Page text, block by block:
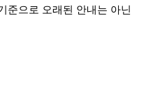
준으로 오래된 안내는 아닌